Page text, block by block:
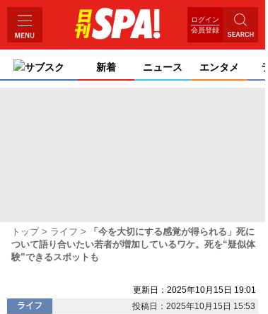
ログイン
会員登録
サブスク 新着 ニュース エンタメ
トップ ライフ
「今を大切にする感覚が得られる」死に
ついて語り合いたい若者が増加しているワケ。死を“疑似体
験”できるスポットも
更新日：2025年10月15日 19:01
ライフ
投稿日：2025年10月15日 15:53